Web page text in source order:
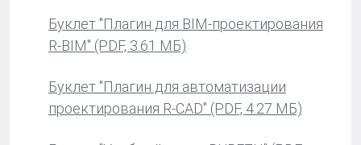
Буклет "Плагин для BIM-проектирования
R-BIM" (PDF, 3.61 МБ)
Буклет "Плагин для автоматизации
проектирования R-CAD" (PDF, 4.27 МБ)